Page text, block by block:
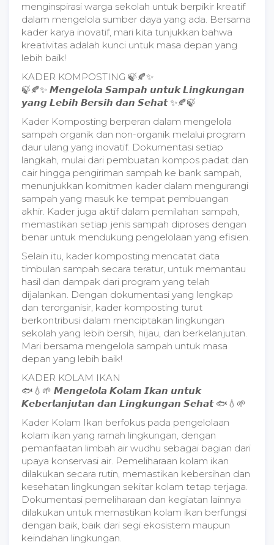
menginspirasi warga sekolah untuk berpikir kreatif
dalam mengelola sumber daya yang ada. Bersama
kader karya inovatif, mari kita tunjukkan bahwa
kreativitas adalah kunci untuk masa depan yang
lebih baik!
KADER KOMPOSTING 🍃🍂✨
🍃🍂✨ 𝙈𝙚𝙣𝙜𝙚𝙡𝙤𝙡𝙖 𝙎𝙖𝙢𝙥𝙖𝙝 𝙪𝙣𝙩𝙪𝙠 𝙇𝙞𝙣𝙜𝙠𝙪𝙣𝙜𝙖𝙣
𝙮𝙖𝙣𝙜 𝙇𝙚𝙗𝙞𝙝 𝘽𝙚𝙧𝙨𝙞𝙝 𝙙𝙖𝙣 𝙎𝙚𝙝𝙖𝙩 ✨🍂🍃
Kader Komposting berperan dalam mengelola
sampah organik dan non-organik melalui program
daur ulang yang inovatif. Dokumentasi setiap
langkah, mulai dari pembuatan kompos padat dan
cair hingga pengiriman sampah ke bank sampah,
menunjukkan komitmen kader dalam mengurangi
sampah yang masuk ke tempat pembuangan
akhir. Kader juga aktif dalam pemilahan sampah,
memastikan setiap jenis sampah diproses dengan
benar untuk mendukung pengelolaan yang efisien.
Selain itu, kader komposting mencatat data
timbulan sampah secara teratur, untuk memantau
hasil dan dampak dari program yang telah
dijalankan. Dengan dokumentasi yang lengkap
dan terorganisir, kader komposting turut
berkontribusi dalam menciptakan lingkungan
sekolah yang lebih bersih, hijau, dan berkelanjutan.
Mari bersama mengelola sampah untuk masa
depan yang lebih baik!
KADER KOLAM IKAN
🐟💧🌱 𝙈𝙚𝙣𝙜𝙚𝙡𝙤𝙡𝙖 𝙆𝙤𝙡𝙖𝙢 𝙄𝙠𝙖𝙣 𝙪𝙣𝙩𝙪𝙠
𝙆𝙚𝙗𝙚𝙧𝙡𝙖𝙣𝙟𝙪𝙩𝙖𝙣 𝙙𝙖𝙣 𝙇𝙞𝙣𝙜𝙠𝙪𝙣𝙜𝙖𝙣 𝙎𝙚𝙝𝙖𝙩 🐟💧🌱
Kader Kolam Ikan berfokus pada pengelolaan
kolam ikan yang ramah lingkungan, dengan
pemanfaatan limbah air wudhu sebagai bagian dari
upaya konservasi air. Pemeliharaan kolam ikan
dilakukan secara rutin, memastikan kebersihan dan
kesehatan lingkungan sekitar kolam tetap terjaga.
Dokumentasi pemeliharaan dan kegiatan lainnya
dilakukan untuk memastikan kolam ikan berfungsi
dengan baik, baik dari segi ekosistem maupun
keindahan lingkungan.